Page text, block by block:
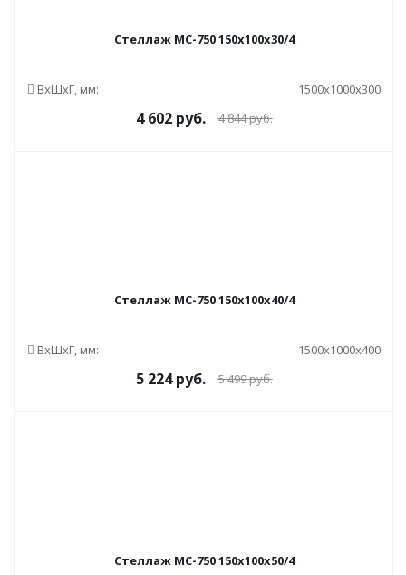
Стеллаж МС-750 150x100x30/4
ВxШxГ, мм: 1500x1000x300
4 602руб. 4 844руб.
Стеллаж МС-750 150x100x40/4
ВxШxГ, мм: 1500x1000x400
5 224руб. 5 499руб.
Стеллаж МС-750 150x100x50/4